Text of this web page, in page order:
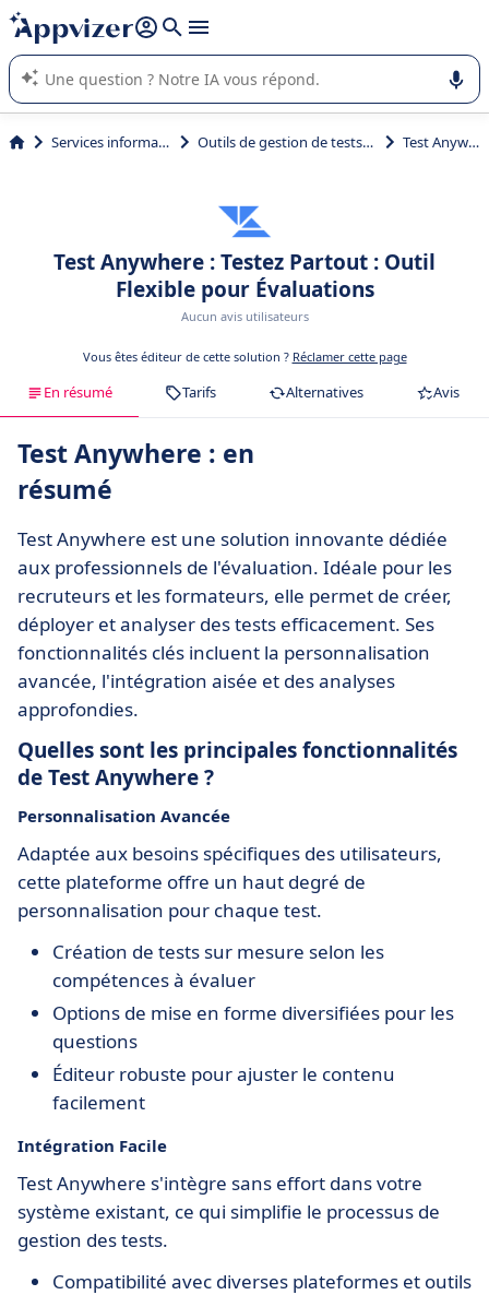
répondre (plusieurs lignes avec
L'IA de Appvizer vous guide dans l'utilisation ou la sélection de
logiciel SaaS en entreprise.
Services informatiques Outils de gestion de tests logiciels Test Anywhere
Test Anywhere : Testez Partout : Outil
Flexible pour Évaluations
Aucun avis utilisateurs
Vous êtes éditeur de cette solution ? Réclamer cette page
En résumé Tarifs Alternatives Avis
Test Anywhere : en
résumé
Test Anywhere est une solution innovante dédiée
aux professionnels de l'évaluation. Idéale pour les
recruteurs et les formateurs, elle permet de créer,
déployer et analyser des tests efficacement. Ses
fonctionnalités clés incluent la personnalisation
avancée, l'intégration aisée et des analyses
approfondies.
Quelles sont les principales fonctionnalités
de Test Anywhere ?
Personnalisation Avancée
Adaptée aux besoins spécifiques des utilisateurs,
cette plateforme offre un haut degré de
personnalisation pour chaque test.
Création de tests sur mesure selon les
compétences à évaluer
Options de mise en forme diversifiées pour les
questions
Éditeur robuste pour ajuster le contenu
facilement
Intégration Facile
Test Anywhere s'intègre sans effort dans votre
système existant, ce qui simplifie le processus de
gestion des tests.
Compatibilité avec diverses plateformes et outils